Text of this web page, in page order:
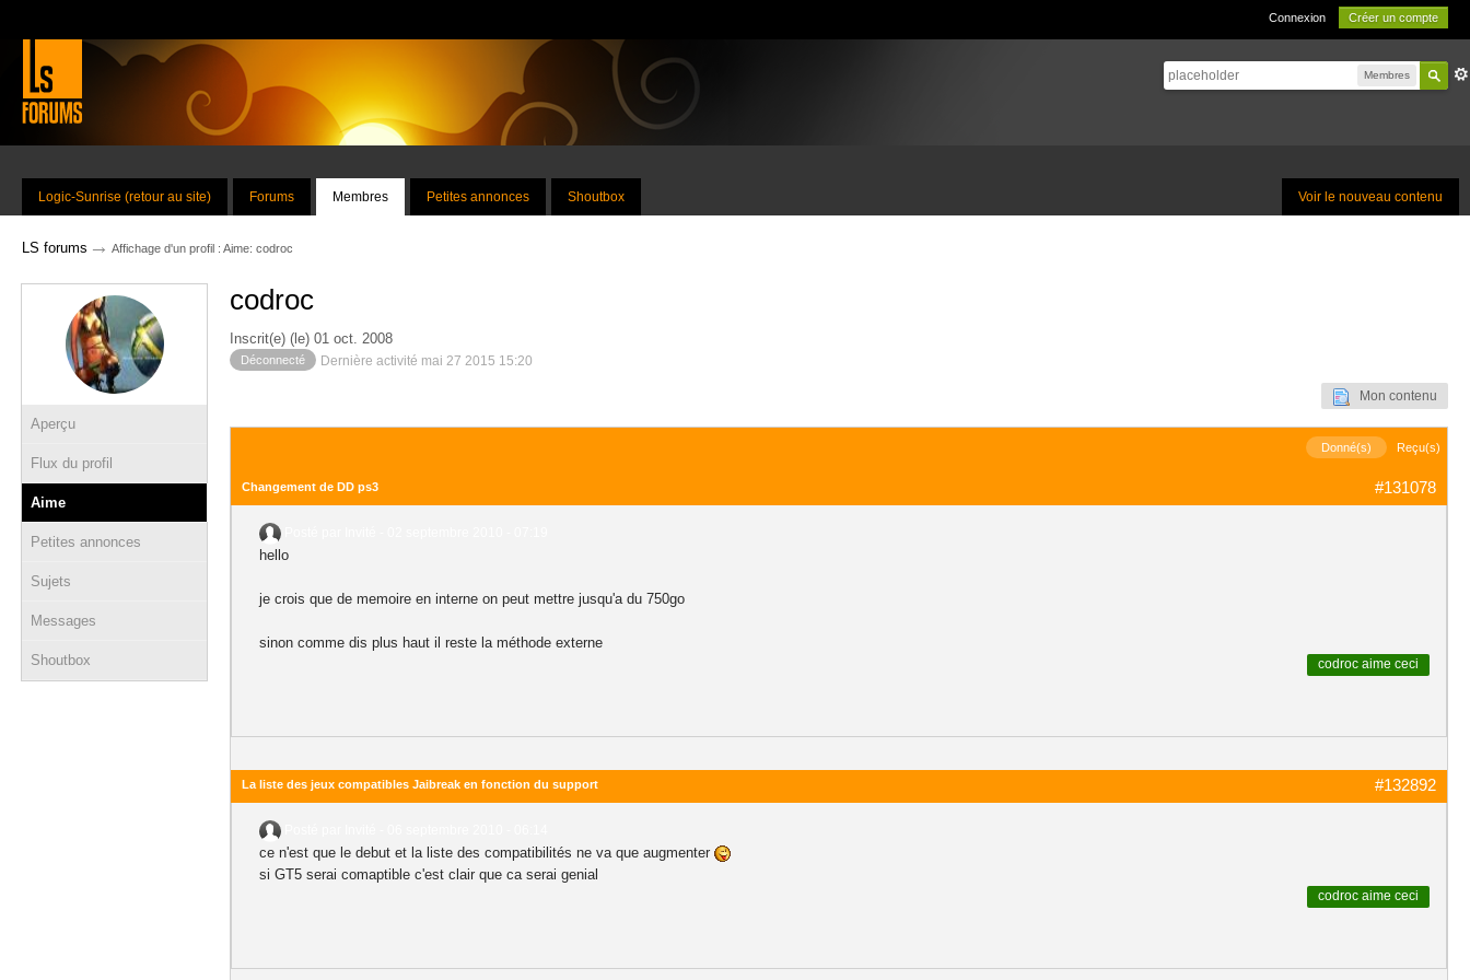
Connexion Créer un compte
Membres
Voir le nouveau contenu
Logic-Sunrise (retour au site) Forums Membres Petites annonces Shoutbox
LS forums → Affichage d'un profil : Aime: codroc
Aperçu
Flux du profil
Aime
Petites annonces
Sujets
Messages
Shoutbox
codroc
Inscrit(e) (le) 01 oct. 2008
Déconnecté Dernière activité mai 27 2015 15:20
Mon contenu
Donné(s) Reçu(s)
#131078
Changement de DD ps3
hello
je crois que de memoire en interne on peut mettre jusqu'a du 750go
sinon comme dis plus haut il reste la méthode externe
codroc aime ceci
#132892
La liste des jeux compatibles Jaibreak en fonction du support
ce n'est que le debut et la liste des compatibilités ne va que augmenter
si GT5 serai comaptible c'est clair que ca serai genial
codroc aime ceci